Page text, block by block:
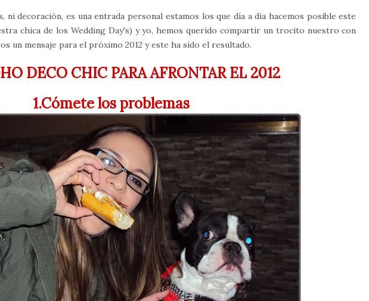
ni decoración, es una entrada personal estamos los que día a día hacemos posible este
chica de los Wedding Day's) y yo, hemos querido compartir un trocito nuestro con
un mensaje para el próximo 2012 y este ha sido el resultado.
DECO CHIC PARA AFRONTAR EL 2012
1.Cómete los problemas